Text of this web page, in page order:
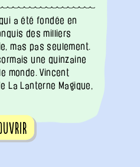
a été fondée en
des milliers
mas pas seulement.
une quinzaine
monde. Vincent
La Lanterne Magique,